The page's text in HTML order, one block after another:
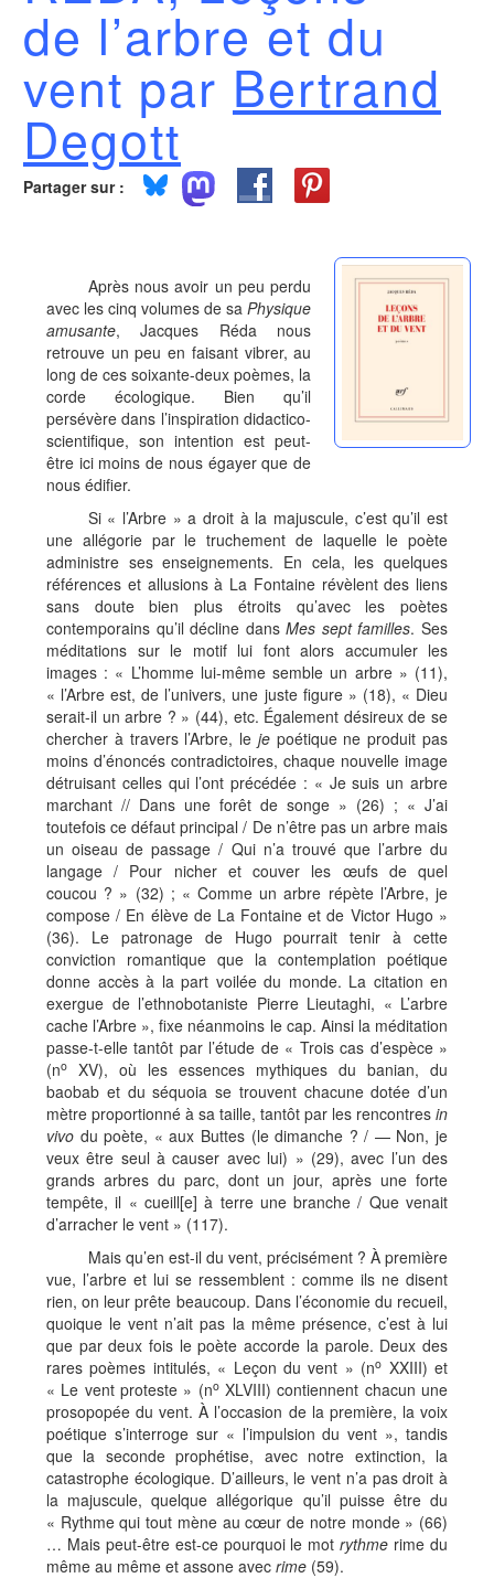
de l’arbre et du
vent par Bertrand
Degott
Partager sur :
Après nous avoir un peu perdu
avec les cinq volumes de saPhysique
amusante, Jacques Réda nous
retrouve un peu en faisant vibrer, au
long de ces soixante-deux poèmes, la
corde écologique. Bien qu’il
persévère dans l’inspiration didactico-
scientifique, son intention est peut-
être ici moins de nous égayer que de
nous édifier.
Si « l’Arbre » a droit à la majuscule, c’est qu’il est
une allégorie par le truchement de laquelle le poète
administre ses enseignements. En cela, les quelques
références et allusions à La Fontaine révèlent des liens
sans doute bien plus étroits qu’avec les poètes
contemporains qu’il décline dansMes sept familles. Ses
méditations sur le motif lui font alors accumuler les
images : « L’homme lui-même semble un arbre » (11),
« l’Arbre est, de l’univers, une juste figure » (18), « Dieu
serait-il un arbre ? » (44), etc. Également désireux de se
chercher à travers l’Arbre, le jepoétique ne produit pas
moins d’énoncés contradictoires, chaque nouvelle image
détruisant celles qui l’ont précédée : « Je suis un arbre
marchant // Dans une forêt de songe » (26) ; « J’ai
toutefois ce défaut principal / De n’être pas un arbre mais
un oiseau de passage / Qui n’a trouvé que l’arbre du
langage / Pour nicher et couver les œufs de quel
coucou ? » (32) ; « Comme un arbre répète l’Arbre, je
compose / En élève de La Fontaine et de Victor Hugo »
(36). Le patronage de Hugo pourrait tenir à cette
conviction romantique que la contemplation poétique
donne accès à la part voilée du monde. La citation en
exergue de l’ethnobotaniste Pierre Lieutaghi, « L’arbre
cache l’Arbre », fixe néanmoins le cap. Ainsi la méditation
passe-t-elle tantôt par l’étude de « Trois cas d’espèce »
(no
XV), où les essences mythiques du banian, du
baobab et du séquoia se trouvent chacune dotée d’un
mètre proportionné à sa taille, tantôt par les rencontres in
vivo du poète, « aux Buttes (le dimanche ? / — Non, je
veux être seul à causer avec lui) » (29), avec l’un des
grands arbres du parc, dont un jour, après une forte
tempête, il « cueill[e] à terre une branche / Que venait
d’arracher le vent » (117).
Mais qu’en est-il du vent, précisément ? À première
vue, l’arbre et lui se ressemblent : comme ils ne disent
rien, on leur prête beaucoup. Dans l’économie du recueil,
quoique le vent n’ait pas la même présence, c’est à lui
que par deux fois le poète accorde la parole. Deux des
rares poèmes intitulés, « Leçon du vent » (no XXIII) et
« Le vent proteste » (noXLVIII) contiennent chacun une
prosopopée du vent. À l’occasion de la première, la voix
poétique s’interroge sur « l’impulsion du vent », tandis
que la seconde prophétise, avec notre extinction, la
catastrophe écologique. D’ailleurs, le vent n’a pas droit à
la majuscule, quelque allégorique qu’il puisse être du
« Rythme qui tout mène au cœur de notre monde » (66)
… Mais peut-être est-ce pourquoi le motrythme rime du
même au même et assone avec rime (59).